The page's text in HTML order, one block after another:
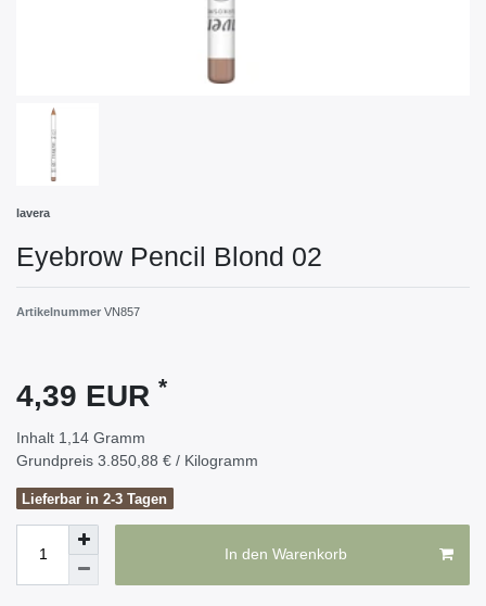
lavera
Eyebrow Pencil Blond 02
Artikelnummer VN857
4,39 EUR *
Inhalt 1,14 Gramm
Grundpreis 3.850,88 € / Kilogramm
Lieferbar in 2-3 Tagen
In den Warenkorb